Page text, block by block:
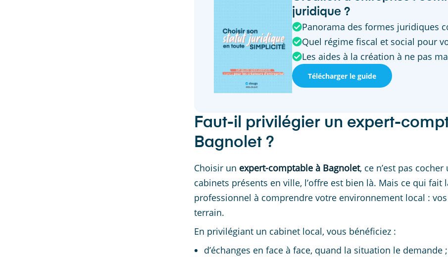
juridique ?
Panorama des formes juridiques
Quel régime fiscal et social pour
Les aides à la création à ne pas
Télécharger le guide
Faut-il privilégier un expert-
Bagnolet ?
Choisir un expert-comptable à Bagnolet, ce n’est pas
cabinets présents en ville, l’offre est bien là. Mais ce qui fait
professionnel à comprendre votre environnement local :
terrain.
En privilégiant un cabinet local, vous bénéficiez :
d’échanges en face à face, quand la situation le demande ;